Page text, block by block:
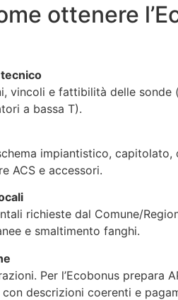
ottenere
vincoli e fattibilità delle
a bassa T).
impiantistico,
ACS e accessori.
richieste dal Comune/
e smaltimento fanghi.
Per l’Ecobonus
descrizioni coerenti e